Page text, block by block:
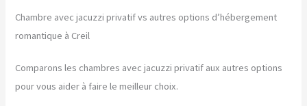
Chambre avec jacuzzi privatif vs autres options d’hébergement
romantique à Creil
Comparons les chambres avec jacuzzi privatif aux autres options
pour vous aider à faire le meilleur choix.